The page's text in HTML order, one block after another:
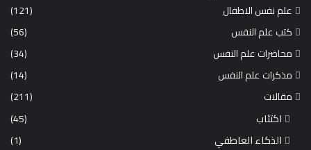
علم نفس الاطفال
(121)
كتب علم النفس
(56)
محاضرات علم النفس
(34)
مذكرات علم النفس
(14)
مقالات
(211)
اكتئاب
(45)
الذكاء العاطفي
(1)